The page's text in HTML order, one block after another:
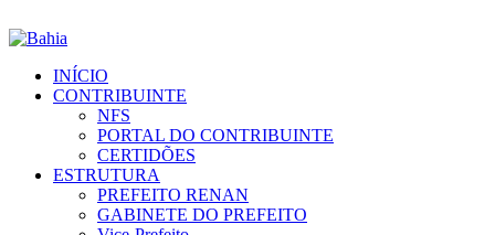
INÍCIO
CONTRIBUINTE
NFS
PORTAL DO CONTRIBUINTE
CERTIDÕES
ESTRUTURA
PREFEITO RENAN
GABINETE DO PREFEITO